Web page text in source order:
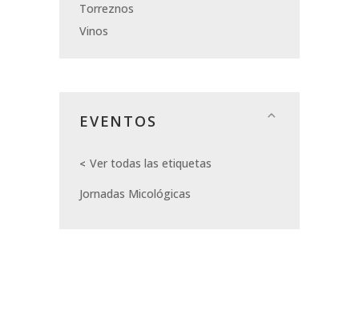
Torreznos
Vinos
EVENTOS
Ver todas las etiquetas
Jornadas Micológicas